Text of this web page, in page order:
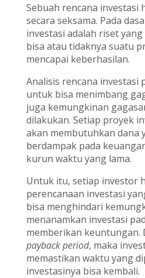
Sebuah rencana investasi
secara seksama. Pada
investasi adalah riset
bisa atau tidaknya suatu
mencapai keberhasilan.
Analisis rencana investasi
untuk bisa menimbang
juga kemungkinan
dilakukan. Setiap proyek
akan membutuhkan dana
berdampak pada
kurun waktu yang lama.
Untuk itu, setiap investor
perencanaan investasi
bisa menghindari
menanamkan investasi
memberikan keuntungan.
payback period, maka
memastikan waktu yang
investasinya bisa kembali.